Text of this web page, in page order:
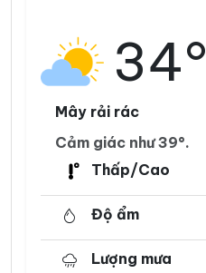
34°
Mây rải rác
Cảm giác như 39°.
Thấp/Cao
Độ ẩm
Lượng mưa